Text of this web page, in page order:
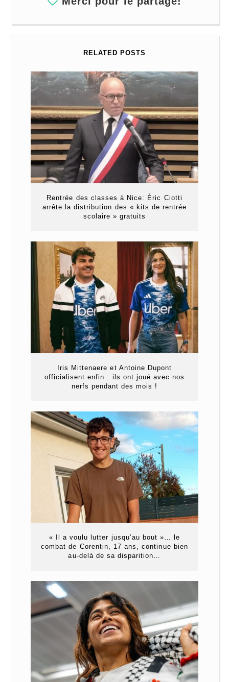
RELATED POSTS
Rentrée des classes à Nice: Éric Ciotti
arrête la distribution des « kits de rentrée
scolaire » gratuits
Iris Mittenaere et Antoine Dupont
officialisent enfin : ils ont joué avec nos
nerfs pendant des mois !
« Il a voulu lutter jusqu’au bout »… le
combat de Corentin, 17 ans, continue bien
au-delà de sa disparition…